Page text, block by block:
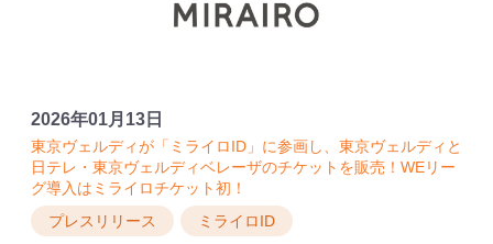
プレスリリース ミライロID
東京ヴェルディが「ミライロID」に参画し、東京ヴェルディと
日テレ・東京ヴェルディベレーザのチケットを販売！WEリー
グ導入はミライロチケット初！
2026年01月13日